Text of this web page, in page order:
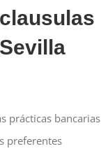
prácticas bancarias
preferentes